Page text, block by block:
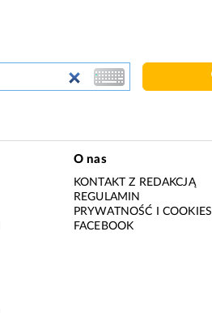
O nas
KONTAKT Z REDAKCJĄ
REGULAMIN
PRYWATNOŚĆ I COOKIES
FACEBOOK